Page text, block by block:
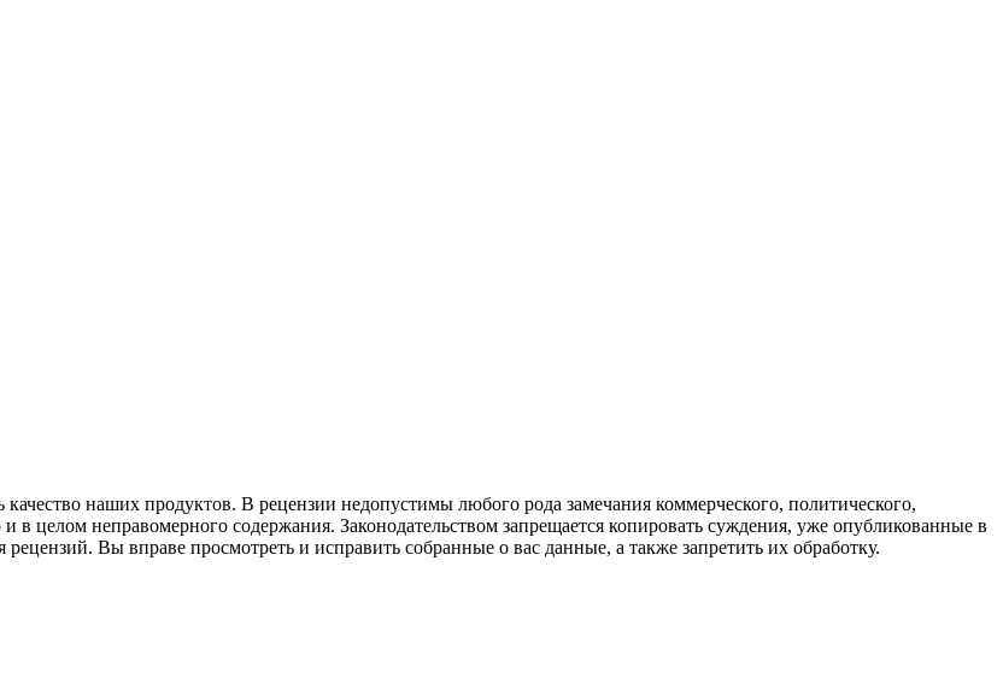
наших продуктов. В рецензии недопустимы любого рода замечания коммерческого, политического,
в целом неправомерного содержания. Законодательством запрещается копировать суждения, уже опубликованные в
Вы вправе просмотреть и исправить собранные о вас данные, а также запретить их обработку.